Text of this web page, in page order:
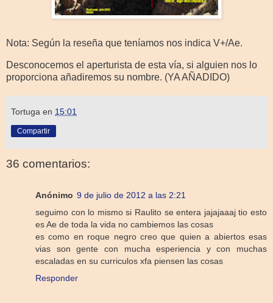
Nota: Según la reseña que teníamos nos indica V+/Ae.
Desconocemos el aperturista de esta vía, si alguien nos lo
proporciona añadiremos su nombre. (YA AÑADIDO)
Tortuga en 15:01
Compartir
36 comentarios:
Anónimo 9 de julio de 2012 a las 2:21
seguimo con lo mismo si Raulito se entera jajajaaaj tio esto
es Ae de toda la vida no cambiemos las cosas
es como en roque negro creo que quien a abiertos esas
vias son gente con mucha esperiencia y con muchas
escaladas en su curriculos xfa piensen las cosas
Responder